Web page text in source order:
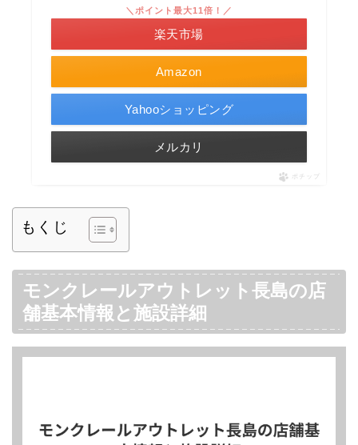
Amazon
＼ポイント最大11倍！／
楽天市場
Yahooショッピング
メルカリ
ポチップ
もくじ
モンクレールアウトレット長島の店
舗基本情報と施設詳細